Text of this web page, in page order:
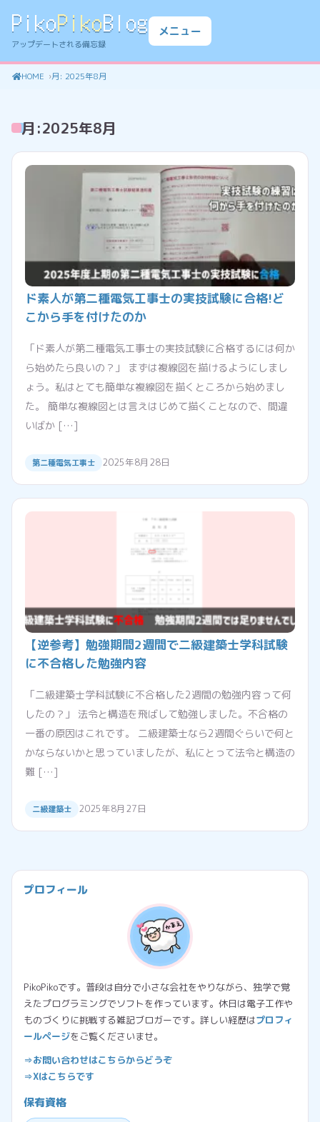
PikoPikoBlog
アップデートされる備忘録
メニュー
HOME 月: 2025年8月
月:2025年8月
ド素人が第二種電気工事士の実技試験に合格!ど
こから手を付けたのか
「ド素人が第二種電気工事士の実技試験に合格するには何か
ら始めたら良いの？」 まずは複線図を描けるようにしまし
ょう。私はとても簡単な複線図を描くところから始めまし
た。 簡単な複線図とは言えはじめて描くことなので、間違
いばか […]
第二種電気工事士 2025年8月28日
【逆参考】勉強期間2週間で二級建築士学科試験
に不合格した勉強内容
「二級建築士学科試験に不合格した2週間の勉強内容って何
したの？」 法令と構造を飛ばして勉強しました。不合格の
一番の原因はこれです。 二級建築士なら2週間ぐらいで何と
かならないかと思っていましたが、私にとって法令と構造の
難 […]
二級建築士 2025年8月27日
プロフィール
PikoPikoです。普段は自分で小さな会社をやりながら、独学で覚
えたプログラミングでソフトを作っています。休日は電子工作や
ものづくりに挑戦する雑記ブロガーです。詳しい経歴はプロフィ
ールページをご覧くださいませ。
⇒お問い合わせはこちらからどうぞ
⇒Xはこちらです
保有資格